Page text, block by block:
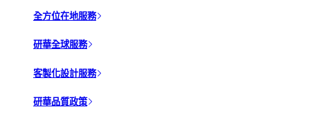
全方位在地服務
研華全球服務
客製化設計服務
研華品質政策